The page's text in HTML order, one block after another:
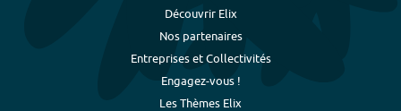
Découvrir Elix
Nos partenaires
Entreprises et Collectivités
Engagez-vous !
Les Thèmes Elix